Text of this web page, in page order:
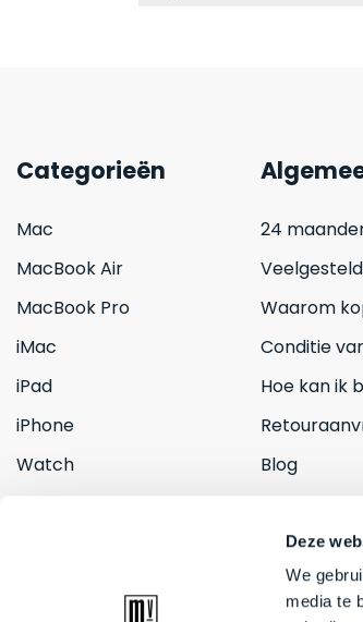
Deze
We
media te
Categorieën
Mac
MacBook Air
MacBook Pro
iMac
iPad
iPhone
Watch
24
Waarom
Conditie
Hoe kan ik
Blog